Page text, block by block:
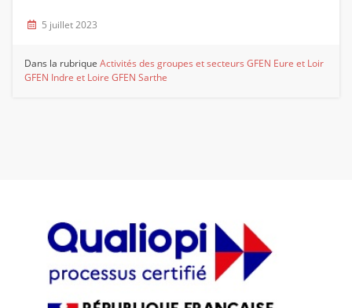
5 juillet 2023
Dans la rubriqueActivités des groupes et secteurs GFEN Eure et Loir
GFEN Indre et Loire GFEN Sarthe